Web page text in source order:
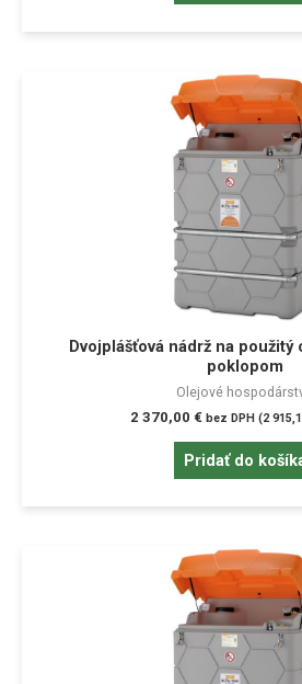
Dvojplášťová nádrž na použitý
poklopom
Olejové
2 370,00 € bez DPH (2
Pridať do